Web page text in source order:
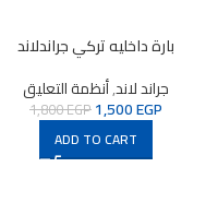
بارة داخليه تركي جراندلاند
جراند لاند,أنظمة التعليق
1,800EGP1,500EGP
ADD TO CART